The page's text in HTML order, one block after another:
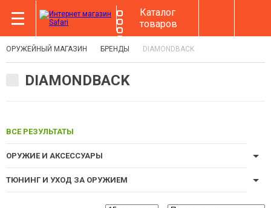
Каталог
товаров
ОРУЖЕЙНЫЙ МАГАЗИН БРЕНДЫ DIAMONDBACK
DIAMONDBACK
ВСЕ РЕЗУЛЬТАТЫ
ОРУЖИЕ И АКСЕССУАРЫ
ТЮНИНГ И УХОД ЗА ОРУЖИЕМ